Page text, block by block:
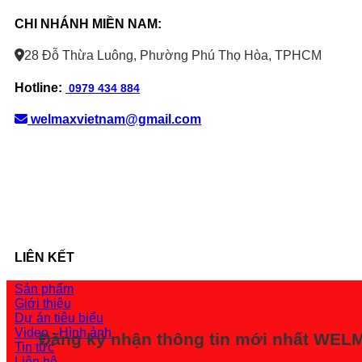
CHI NHÁNH MIỀN NAM:
28 Đỗ Thừa Luông, Phường Phú Thọ Hòa, TPHCM
Hotline: 0979 434 884
welmaxvietnam@gmail.com
LIÊN KẾT
Sản phẩm
Giới thiệu
Dự án tiêu biểu
Video - Hình ảnh
Tin tứcĐăng ký nhận thông tin mới nhất